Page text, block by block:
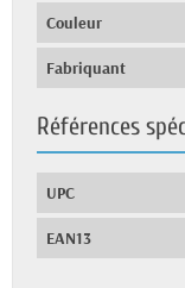
Couleur
Fabriquant
Références
UPC
EAN13